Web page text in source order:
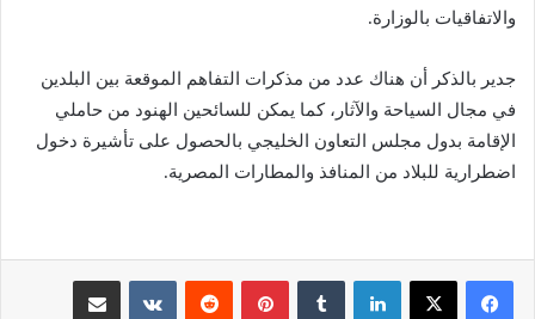
والاتفاقيات بالوزارة.
جدير بالذكر أن هناك عدد من مذكرات التفاهم الموقعة بين البلدين
في مجال السياحة والآثار، كما يمكن للسائحين الهنود من حاملي
الإقامة بدول مجلس التعاون الخليجي بالحصول على تأشيرة دخول
اضطرارية للبلاد من المنافذ والمطارات المصرية.
لينكدإن بينتيريست